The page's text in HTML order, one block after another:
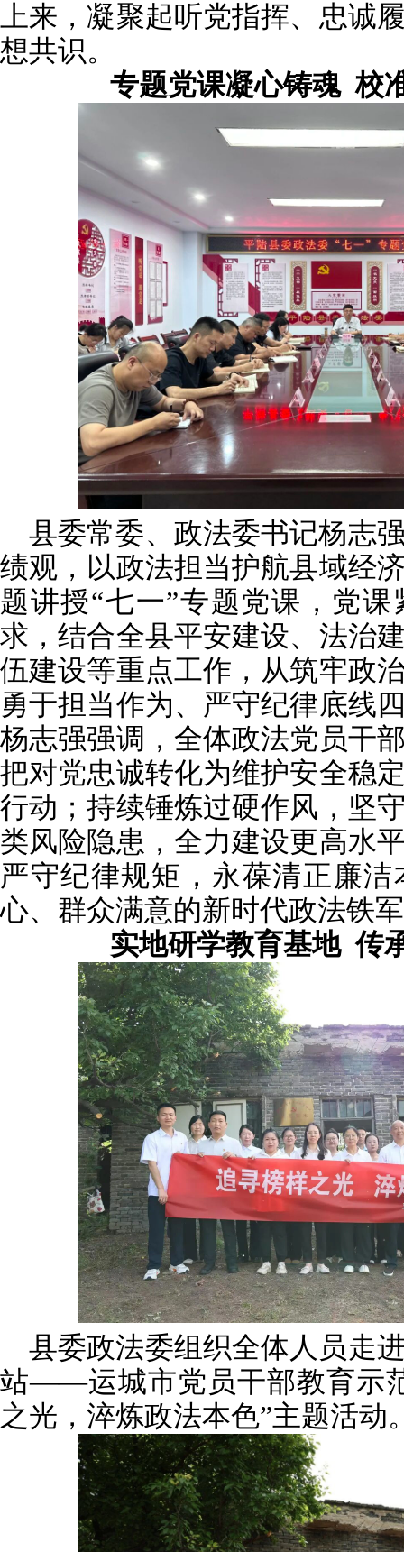
上来，凝聚起听党指挥、忠诚
想共识。
专题党课凝心铸魂 校
县委常委、政法委书记杨志
绩观，以政法担当护航县域经
题讲授“七一”专题党课，党
求，结合全县平安建设、法治
伍建设等重点工作，从筑牢政
勇于担当作为、严守纪律底线
杨志强强调，全体政法党员干
把对党忠诚转化为维护安全稳
行动；持续锤炼过硬作风，坚
类风险隐患，全力建设更高水
严守纪律规矩，永葆清正廉
心、群众满意的新时代政法铁
实地研学教育基地 传
县委政法委组织全体人员走
站——运城市党员干部教育示
之光，淬炼政法本色”主题活动